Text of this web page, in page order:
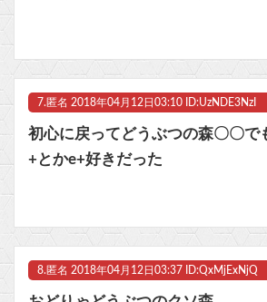
7. 匿名 2018年04月12日03:10 ID:UzNDE3NzI
初心に戻ってどうぶつの森〇〇で
+とかe+好きだった
8. 匿名 2018年04月12日03:37 ID:QxMjExNjQ